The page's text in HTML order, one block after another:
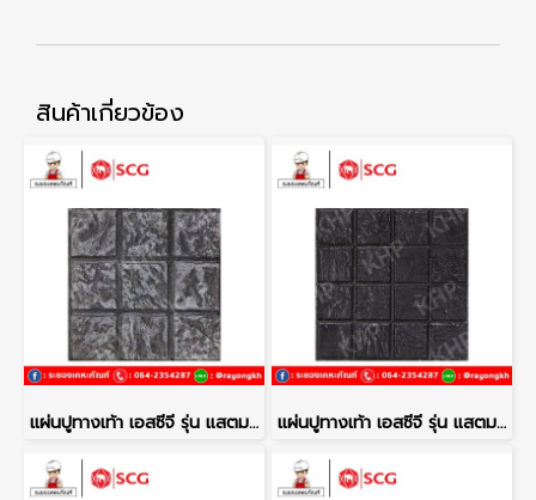
สินค้าเกี่ยวข้อง
แผ่นปูทางเท้า เอสซีจี รุ่น แสตมป์เพฟ ลายโคโม่ สีเทา แผ่นปูทางเท้า เอสซีจี รุ่น แสตมป์เพฟ ลายเนเปิ้ล สีดำ